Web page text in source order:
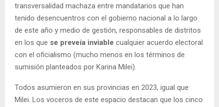
transversalidad machaza entre mandatarios que han
tenido desencuentros con el gobierno nacional a lo largo
de este año y medio de gestión, responsables de distritos
en los que se preveía inviable cualquier acuerdo electoral
con el oficialismo (mucho menos en los términos de
sumisión planteados por Karina Milei).
Todos asumieron en sus provincias en 2023, igual que
Milei. Los voceros de este espacio destacan que los cinco